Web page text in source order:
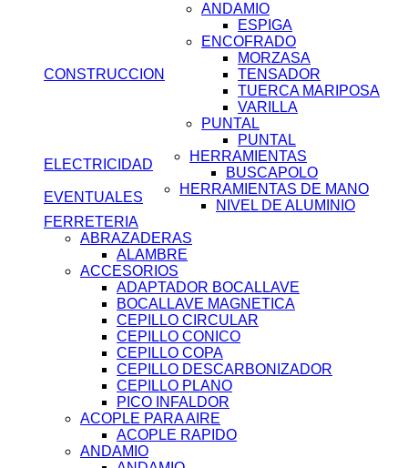
CONSTRUCCION
ANDAMIO
ESPIGA
ENCOFRADO
MORZASA
TENSADOR
TUERCA MARIPOSA
VARILLA
PUNTAL
PUNTAL
ELECTRICIDAD
HERRAMIENTAS
BUSCAPOLO
EVENTUALES
HERRAMIENTAS DE MANO
NIVEL DE ALUMINIO
FERRETERIA
ABRAZADERAS
ALAMBRE
ACCESORIOS
ADAPTADOR BOCALLAVE
BOCALLAVE MAGNETICA
CEPILLO CIRCULAR
CEPILLO CONICO
CEPILLO COPA
CEPILLO DESCARBONIZADOR
CEPILLO PLANO
PICO INFALDOR
ACOPLE PARA AIRE
ACOPLE RAPIDO
ANDAMIO